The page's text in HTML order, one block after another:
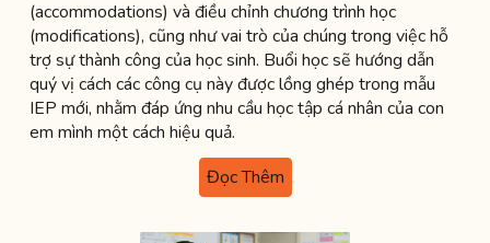
(accommodations) và điều chỉnh chương trình học
(modifications), cũng như vai trò của chúng trong việc hỗ
trợ sự thành công của học sinh. Buổi học sẽ hướng dẫn
quý vị cách các công cụ này được lồng ghép trong mẫu
IEP mới, nhằm đáp ứng nhu cầu học tập cá nhân của con
em mình một cách hiệu quả.
Đọc Thêm